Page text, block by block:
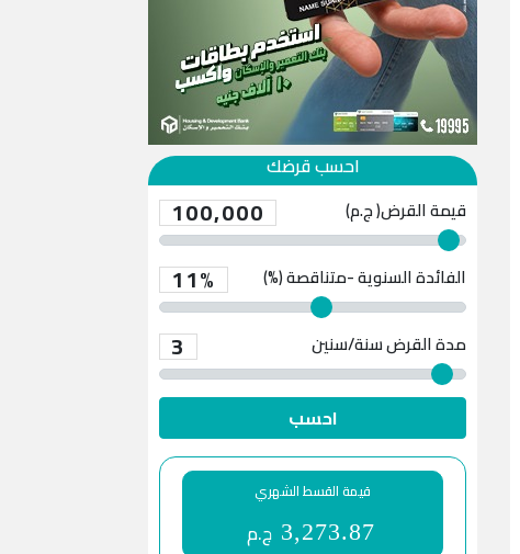
احسب قرضك
قيمة القرض( ج.م) 100,000
الفائدة السنوية -متناقصة (%) 11%
مدة القرض 3 سنة/سنين
احسب
قيمة القسط الشهري
3,273.87 ج.م